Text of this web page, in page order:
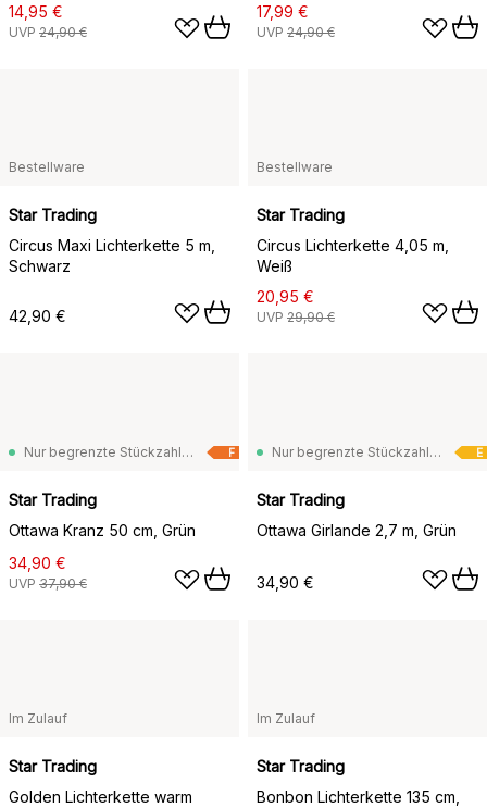
14,95 €
UVP 24,90 €
17,99 €
UVP 24,90 €
Bestellware
Star Trading
Circus Maxi Lichterkette 5 m,
Schwarz
42,90 €
Bestellware
Star Trading
Circus Lichterkette 4,05 m,
Weiß
20,95 €
UVP 29,90 €
F
Nur begrenzte Stückzahl vorrätig
Star Trading
Ottawa Kranz 50 cm, Grün
34,90 €
UVP 37,90 €
E
Nur begrenzte Stückzahl vorrätig
Star Trading
Ottawa Girlande 2,7 m, Grün
34,90 €
Im Zulauf
Star Trading
Golden Lichterkette warm
Im Zulauf
Star Trading
Bonbon Lichterkette 135 cm,